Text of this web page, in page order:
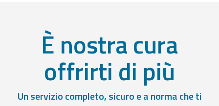
È nostra cura
offrirti di più
Un servizio completo, sicuro e a norma che ti